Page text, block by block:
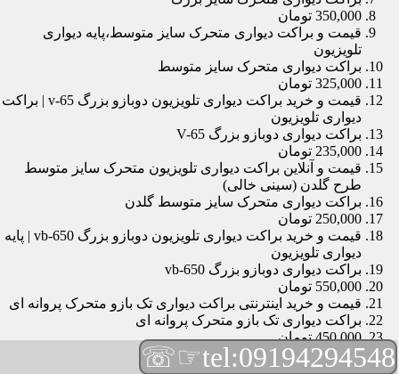
350,000 تومان
قیمت و براکت دیواری متحرک سایز متوسط،پایه دیواری
تلویزیون
براکت دیواری متحرک سایز متوسط
325,000 تومان
قیمت و خرید براکت دیواری تلویزیون دوبازو بزرگ v-65 | براکت
دیواری تلویزیون
براکت دیواری دوبازو بزرگ V-65
235,000 تومان
قیمت و آنلاین براکت دیواری تلویزیون متحرک سایز متوسط
طرح گلدن (سینی خالی)
براکت دیواری متحرک سایز متوسط گلدن
250,000 تومان
قیمت و خرید براکت دیواری تلویزیون دوبازو بزرگ vb-650 | پایه
دیواری تلویزیون
براکت دیواری دوبازو بزرگ vb-650
550,000 تومان
قیمت و خرید اینترنتی براکت دیواری تک بازو متحرک پروانه ای
براکت دیواری تک بازو متحرک پروانه ای
450,000 تومان
قیمت و براکت دیواری تلویزیون مچی | براکت دیواری تلویزیون
tel:09194294548
☞☏